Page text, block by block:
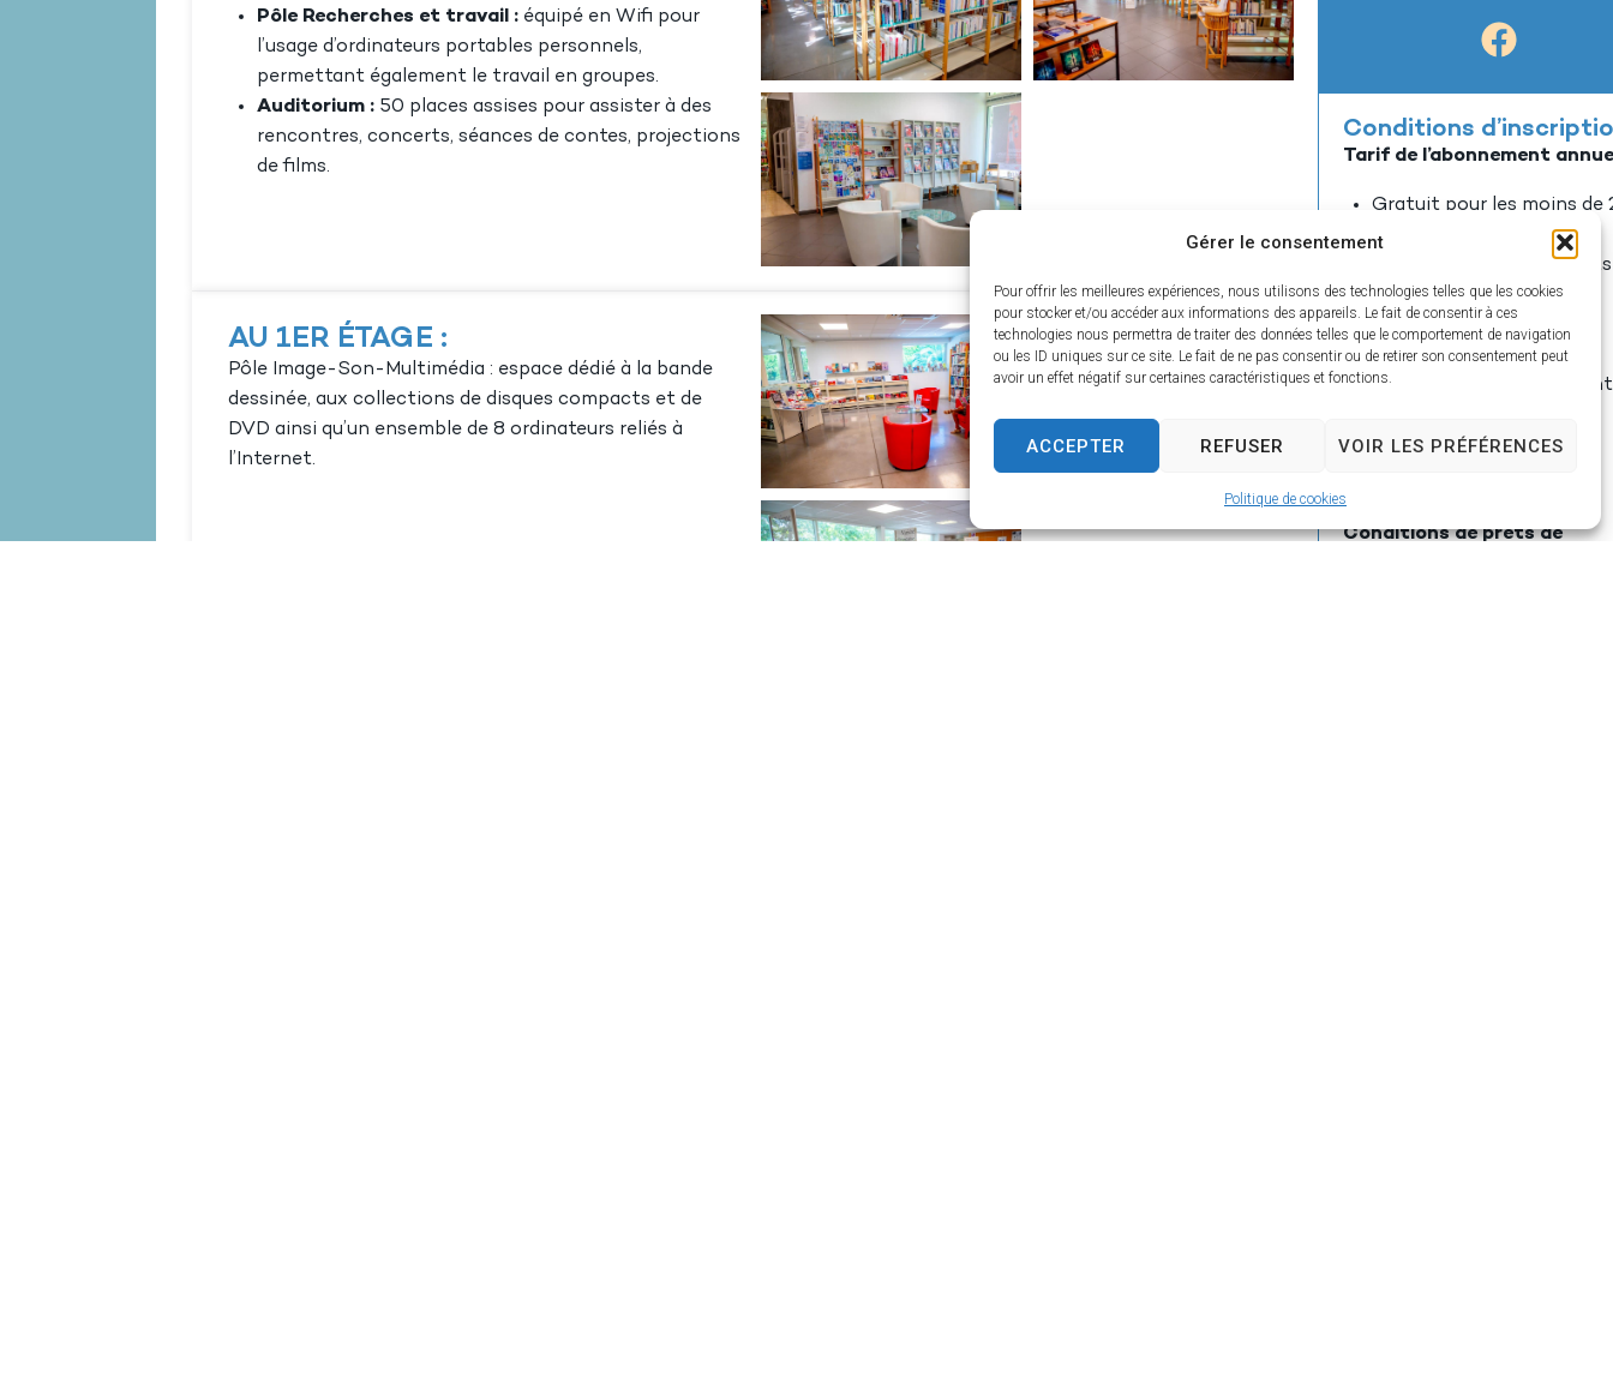
Gérer le consentement
Pour offrir les meilleures expériences, nous utilisons des technologies telles que les cookies
pour stocker et/ou accéder aux informations des appareils. Le fait de consentir à ces
technologies nous permettra de traiter des données telles que le comportement de navigation
ou les ID uniques sur ce site. Le fait de ne pas consentir ou de retirer son consentement peut
avoir un effet négatif sur certaines caractéristiques et fonctions.
ACCEPTER REFUSER VOIR LES PRÉFÉRENCES
Politique de cookies
Pôle Recherches et travail : équipé en Wifi pour
l’usage d’ordinateurs portables personnels,
permettant également le travail en groupes.
Auditorium : 50 places assises pour assister à des
rencontres, concerts, séances de contes, projections
de films.
AU 1ER ÉTAGE :
Pôle Image-Son-Multimédia : espace dédié à la bande
dessinée, aux collections de disques compacts et de
DVD ainsi qu’un ensemble de 8 ordinateurs reliés à
l’Internet.
Conditions
Tarif de l’abonnement
Gratuit pour les moins de
ans
Gratuit pour les habitants
la Communauté
d’Agglomération Béziers
Méditerranée
20 euros pour les
d’Agglomération Béziers
Conditions de prêts de